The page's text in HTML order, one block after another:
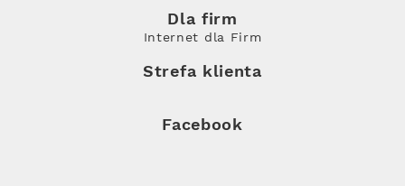
Dla firm
Internet dla Firm
Strefa klienta
Facebook